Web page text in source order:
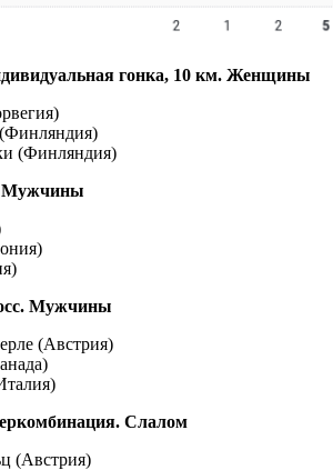
гонка, 10 км. Женщины
(Финляндия)
Мужчины
Мужчины
(Австрия)
Слалом
(Австрия)